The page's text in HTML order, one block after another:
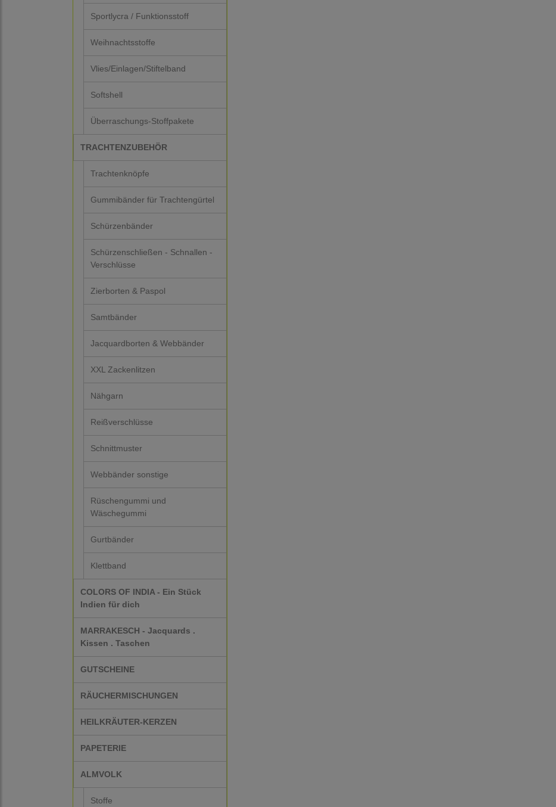
Sportlycra / Funktionsstoff
Weihnachtsstoffe
Vlies/Einlagen/Stiftelband
Softshell
Überraschungs-Stoffpakete
TRACHTENZUBEHÖR
Trachtenknöpfe
Gummibänder für Trachtengürtel
Schürzenbänder
Schürzenschließen - Schnallen -
Verschlüsse
Zierborten & Paspol
Samtbänder
Jacquardborten & Webbänder
XXL Zackenlitzen
Nähgarn
Reißverschlüsse
Schnittmuster
Webbänder sonstige
Rüschengummi und
Wäschegummi
Gurtbänder
Klettband
COLORS OF INDIA - Ein Stück
Indien für dich
MARRAKESCH - Jacquards .
Kissen . Taschen
GUTSCHEINE
RÄUCHERMISCHUNGEN
HEILKRÄUTER-KERZEN
PAPETERIE
ALMVOLK
Stoffe